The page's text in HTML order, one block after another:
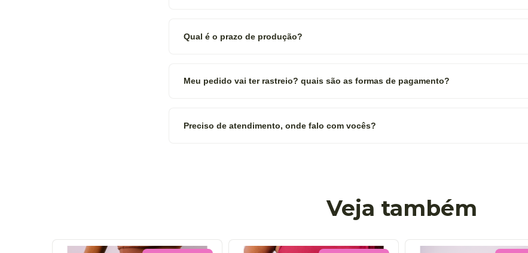
Qual é o prazo de produção?
Meu pedido vai ter rastreio? quais são as formas de pagamento?
Preciso de atendimento, onde falo com vocês?
Veja também